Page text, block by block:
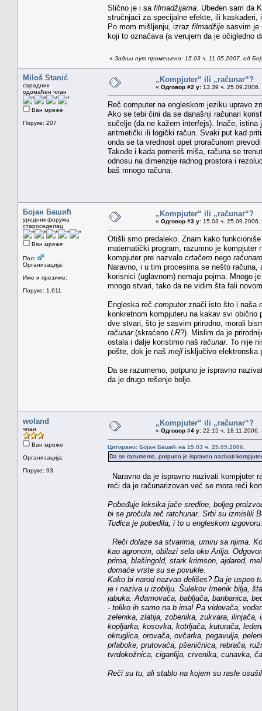
Slično je i sa filmadžijama . Ubeđen sam da
stručnjaci za specijalne efekte, ili kaskaderi,
Po mom mišljenju, izraz filmadžije sasvim je
koji to označava (a verujem da je očigledno
« Задњи пут промењено: 15.03 ч. 11.05.2007. од
Miloš Stanić
сарадник
одомаћен члан
Ван мреже
Поруке: 207
„Kompjuter“ ili „računar“?
« Одговор #2 у: 13.39 ч. 25.09.2006.
Reč computer na engleskom jeziku upravo
Ako se tebi čini da se današnji računari
sučelje (da ne kažem interfejs). Inače, istina
aritmetički ili logički račun. Svaki put kad
onda se ta vrednost opet proračunom
Takođe i kada pomeriš miša, računa se
odnosu na dimenzije radnog prostora i
baš mnogo računa.
Бојан Башић
уредник форума
староседелац
Ван мреже
Пол:
Организација:
Име и презиме:
Поруке: 1.611
„Kompjuter“ ili „računar“?
« Одговор #3 у: 15.03 ч. 25.09.2006.
Otišli smo predaleko. Znam kako
matematički program, razumno je kompjuter
kompjuter pre nazvalo crtačem nego
Naravno, i u tim procesima se nešto
korisnici (uglavnom) nemaju pojma. Mnogo
mnogo stvari, tako da ne vidim šta fali
Engleska reč computerznači isto što i naša
konkretnom kompjuteru na kakav svi
dve stvari, što je sasvim prirodno, morali
računar(skraćeno LR?). Mislim da je
ostala i dalje koristimo naš računar. To nije
pošte, dok je naš mejl isključivo elektronska
Da se razumemo, potpuno je ispravno
da je drugo rešenje bolje.
woland
члан
Ван мреже
Организација:
Поруке: 93
„Kompjuter“ ili „računar“?
« Одговор #4 у: 22.15 ч. 18.11.2006.
Цитирано: Бојан Башић на 15.03 ч. 25.09.2006.
Da se razumemo, potpuno je ispravno nazivati
Naravno da je ispravno nazivati kompjuter
reći da je računarizovan već se mora reći
Pobeđuje leksika jače sredine, boljeg
bi se pročula reč ratchunar. Srbi su izmislili
Tuđica je pobedila, i to u engleskom
Reči dolaze sa stvarima, umiru sa njima.
kao agronom, obilazi sela oko Arilja.
prima, blašingold, stark krimson, ajdared,
domaće vrste su se povukle.
Kako bi narod nazvao delišes? Da je uspeo
je i naziva u izobilju. Šulekov Imenik bilja,
jabuka. Adamovača, babljača, banbanica,
- toliko ih samo na b ima! Pa vidovača,
zelenika, zlatija, zobenika, zukvara, ilinjača,
kopljarka, kosovka, kotrljača, kuturača,
okruglica, orovača, ovčarka, pegavulja,
prlaboke, prutovača, pšeničnica, rebrača,
tvrdokožnica, ciganlija, crvenika, cunavka,
Reči su tu, ali stablo na kojem su rasle